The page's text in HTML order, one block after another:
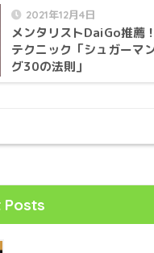
2021年12月4日
メンタリストDaiGo推薦
テクニック「シュガーマ
グ30の法則」
Posts